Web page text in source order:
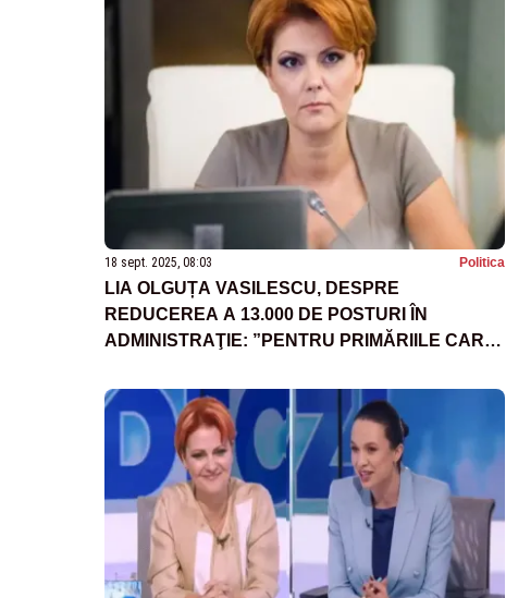
18 sept. 2025, 08:03 Politica
LIA OLGUȚA VASILESCU, DESPRE
REDUCEREA A 13.000 DE POSTURI ÎN
ADMINISTRAŢIE: ”PENTRU PRIMĂRIILE CARE
PERSONAL, TREBUIE O GRILĂ FOARTE
CLARĂ DE SALARIZARE”